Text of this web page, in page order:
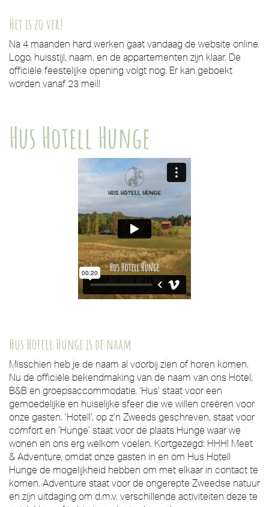
Het is zo ver!
Na 4 maanden hard werken gaat vandaag de website online.
Logo, huisstijl, naam, en de appartementen zijn klaar. De
officiële feestelijke opening volgt nog. Er kan geboekt
worden vanaf 23 mei!!
Hus Hotell Hunge
Hus Hotell Hunge is de naam
Misschien heb je de naam al voorbij zien of horen komen.
Nu de officiële bekendmaking van de naam van ons Hotel,
B&B en groepsaccommodatie. ‘Hus’ staat voor een
gemoedelijke en huiselijke sfeer die we willen creëren voor
onze gasten. ‘Hotell’, op z’n Zweeds geschreven, staat voor
comfort en ‘Hunge’ staat voor de plaats Hunge waar we
wonen en ons erg welkom voelen. Kortgezegd: HHH! Meet
& Adventure, omdat onze gasten in en om Hus Hotell
Hunge de mogelijkheid hebben om met elkaar in contact te
komen. Adventure staat voor de ongerepte Zweedse natuur
en zijn uitdaging om d.m.v. verschillende activiteiten deze te